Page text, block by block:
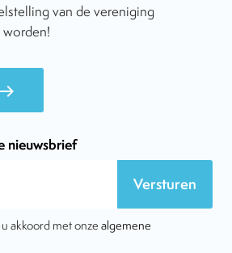
van de vereniging
nieuwsbrief
Versturen
akkoord met onze algemene